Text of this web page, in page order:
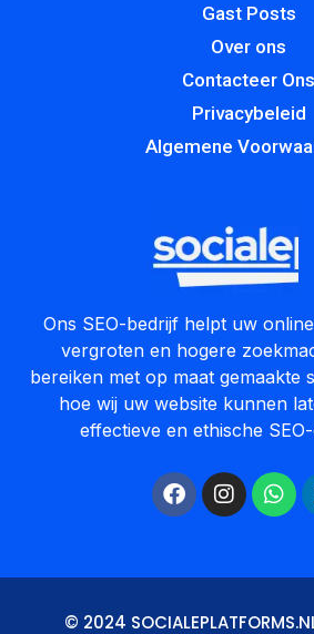
Gast Posts
Over ons
Contacteer Ons
Privacybeleid
Algemene
Ons SEO-bedrijf helpt uw
vergroten en hogere
bereiken met op maat gemaakte
hoe wij uw website kunnen
effectieve en ethische
© 2024